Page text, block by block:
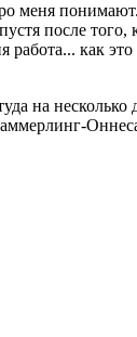
меня понимают.
после того,
как
на